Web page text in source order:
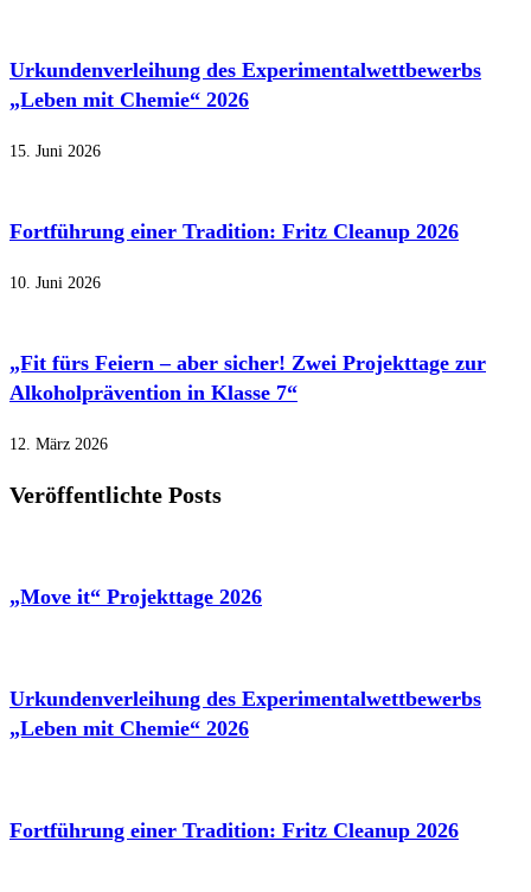
Urkundenverleihung des Experimentalwettbewerbs
„Leben mit Chemie“ 2026
15. Juni 2026
Fortführung einer Tradition: Fritz Cleanup 2026
10. Juni 2026
„Fit fürs Feiern – aber sicher! Zwei Projekttage zur
Alkoholprävention in Klasse 7“
12. März 2026
Veröffentlichte Posts
„Move it“ Projekttage 2026
Urkundenverleihung des Experimentalwettbewerbs
„Leben mit Chemie“ 2026
Fortführung einer Tradition: Fritz Cleanup 2026